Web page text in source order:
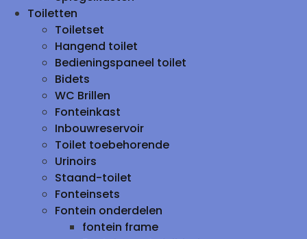
Toiletten
Toiletset
Hangend toilet
Bedieningspaneel toilet
Bidets
WC Brillen
Fonteinkast
Inbouwreservoir
Toilet toebehorende
Urinoirs
Staand-toilet
Fonteinsets
Fontein onderdelen
fontein frame